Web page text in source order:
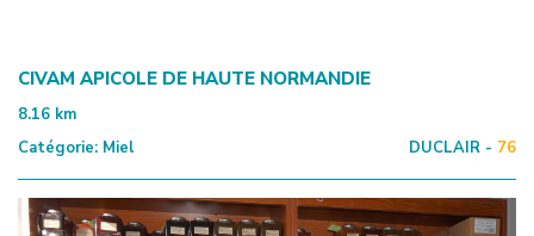
CIVAM APICOLE DE HAUTE NORMANDIE
8.16 km
Catégorie: Miel DUCLAIR - 76